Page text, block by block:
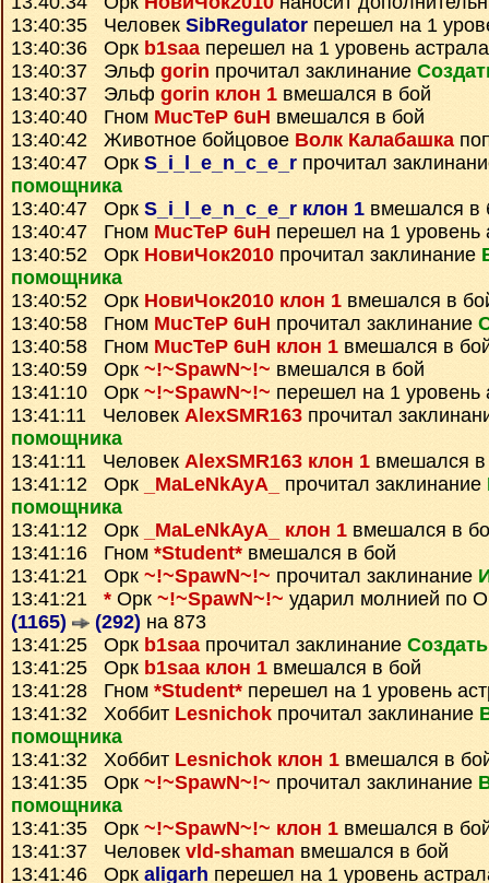
13:40:35 Человек SibRegulator перешел на 1
13:40:36 Орк b1saaперешел на 1 уровень астрала
13:40:37 Эльф gorin прочитал заклинание
13:40:37 Эльф gorin клон 1 вмешался в бой
13:40:40 Гном MucTeP 6uH вмешался в бой
13:40:42 Животное бойцовое Волк Калабашка
13:40:47 Орк S_i_l_e_n_c_e_r прочитал
помощника
13:40:47 Орк S_i_l_e_n_c_e_r клон 1 вмешался в
13:40:47 Гном MucTeP 6uH перешел на 1 уровень
13:40:52 Орк НовиЧок2010 прочитал заклинание
помощника
13:40:52 Орк НовиЧок2010 клон 1 вмешался в
13:40:58 Гном MucTeP 6uH прочитал заклинание
13:40:58 Гном MucTeP 6uH клон 1 вмешался в
13:40:59 Орк ~!~SpawN~!~ вмешался в бой
13:41:10 Орк ~!~SpawN~!~ перешел на 1 уровень
13:41:11 Человек AlexSMR163 прочитал
помощника
13:41:11 Человек AlexSMR163 клон 1 вмешался в
13:41:12 Орк
_MaLeNkAyA_ прочитал заклинание
помощника
13:41:12 Орк
_MaLeNkAyA_ клон 1 вмешался в
13:41:16 Гном *Student* вмешался в бой
13:41:21 Орк ~!~SpawN~!~ прочитал заклинание
13:41:21 * Орк ~!~SpawN~!~ ударил молнией по
(1165)
(292) на 873
13:41:25 Орк b1saaпрочитал заклинание
13:41:25 Орк b1saa клон 1 вмешался в бой
13:41:28 Гном *Student* перешел на 1 уровень
13:41:32 Хоббит Lesnichok прочитал заклинание
помощника
13:41:32 Хоббит Lesnichok клон 1 вмешался в
13:41:35 Орк ~!~SpawN~!~ прочитал заклинание
помощника
13:41:35 Орк ~!~SpawN~!~ клон 1 вмешался в
13:41:37 Человек vld-shaman вмешался в бой
13:41:46 Орк aligarh перешел на 1 уровень